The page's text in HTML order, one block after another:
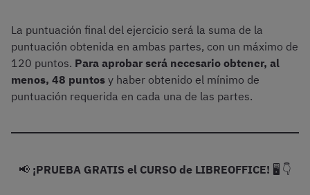
La puntuación final del ejercicio será la suma de la
puntuación obtenida en ambas partes, con un máximo de
120 puntos. Para aprobar será necesario obtener, al
menos, 48 puntos y haber obtenido el mínimo de
puntuación requerida en cada una de las partes.
📢 ¡PRUEBA GRATIS el CURSO de LIBREOFFICE! 🖥️ 👇